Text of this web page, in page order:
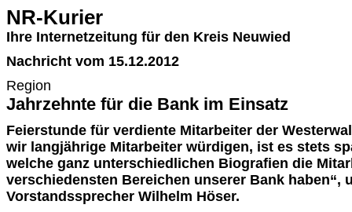
NR-Kurier
Ihre Internetzeitung für den Kreis Neuwied
Nachricht vom 15.12.2012
Region
Jahrzehnte für die Bank im Einsatz
Feierstunde für verdiente Mitarbeiter der
wir langjährige Mitarbeiter würdigen, ist es stets
welche ganz unterschiedlichen Biografien die
verschiedensten Bereichen unserer Bank haben“,
Vorstandssprecher Wilhelm Höser.